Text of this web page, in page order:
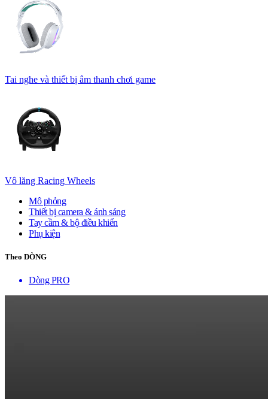
Tai nghe và thiết bị âm thanh chơi game
Vô lăng Racing Wheels
Mô phỏng
Thiết bị camera & ánh sáng
Tay cầm & bộ điều khiển
Phụ kiện
Theo DÒNG
Dòng PRO